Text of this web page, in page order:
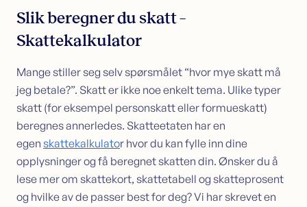
Slik beregner du skatt –
Skattekalkulator
Mange stiller seg selv spørsmålet “hvor mye skatt må
jeg betale?”. Skatt er ikke noe enkelt tema. Ulike typer
skatt (for eksempel personskatt eller formueskatt)
beregnes annerledes. Skatteetaten har en
egen skattekalkulator hvor du kan fylle inn dine
opplysninger og få beregnet skatten din. Ønsker du å
lese mer om skattekort, skattetabell og skatteprosent
og hvilke av de passer best for deg? Vi har skrevet en